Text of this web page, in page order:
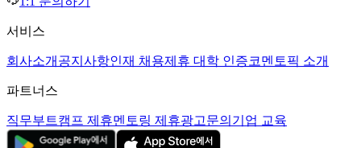
서비스
회사소개 공지사항인재 채용제휴 대학 인증코멘토픽 소개
파트너스
직무부트캠프 제휴멘토링 제휴광고문의 기업 교육